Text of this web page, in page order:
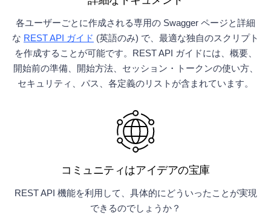
各ユーザーごとに作成される専用の Swagger ページと詳細
な REST API ガイド (英語のみ) で、最適な独自のスクリプト
を作成することが可能です。REST API ガイドには、概要、
開始前の準備、開始方法、セッション・トークンの使い方、
セキュリティ、パス、各定義のリストが含まれています。
コミュニティはアイデアの宝庫
REST API 機能を利用して、具体的にどういったことが実現
できるのでしょうか？